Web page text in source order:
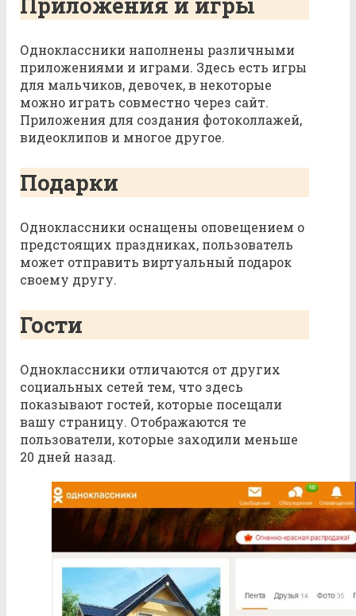
Одноклассники наполнены различными
приложениями и играми. Здесь есть игры
для мальчиков, девочек, в некоторые
можно играть совместно через сайт.
Приложения для создания фотоколлажей,
видеоклипов и многое другое.
Подарки
Одноклассники оснащены оповещением о
предстоящих праздниках, пользователь
может отправить виртуальный подарок
своему другу.
Гости
Одноклассники отличаются от других
социальных сетей тем, что здесь
показывают гостей, которые посещали
вашу страницу. Отображаются те
пользователи, которые заходили меньше
20 дней назад.